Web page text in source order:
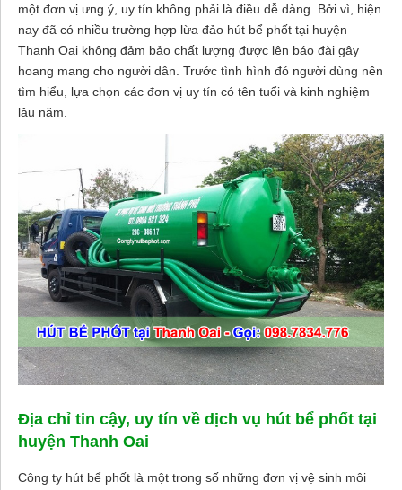
một đơn vị ưng ý, uy tín không phải là điều dễ dàng. Bởi vì, hiện
nay đã có nhiều trường hợp lừa đảo hút bể phốt tại huyện
Thanh Oai không đảm bảo chất lượng được lên báo đài gây
hoang mang cho người dân. Trước tình hình đó người dùng nên
tìm hiểu, lựa chọn các đơn vị uy tín có tên tuổi và kinh nghiệm
lâu năm.
Địa chỉ tin cậy, uy tín về dịch vụ hút bể phốt tại
huyện Thanh Oai
Công ty hút bể phốt là một trong số những đơn vị vệ sinh môi